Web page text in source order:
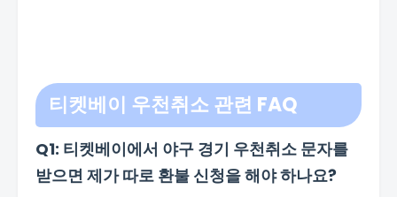
티켓베이 우천취소 관련 FAQ
Q1: 티켓베이에서 야구 경기 우천취소 문자를
받으면 제가 따로 환불 신청을 해야 하나요?